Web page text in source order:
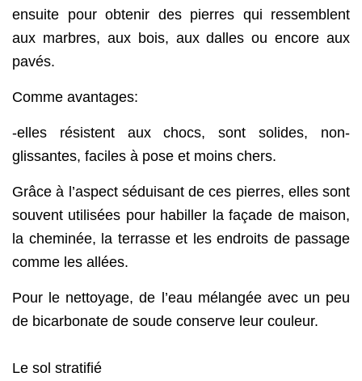
ensuite pour obtenir des pierres qui ressemblent
aux marbres, aux bois, aux dalles ou encore aux
pavés.
Comme avantages:
-elles résistent aux chocs, sont solides, non-
glissantes, faciles à pose et moins chers.
Grâce à l’aspect séduisant de ces pierres, elles sont
souvent utilisées pour habiller la façade de maison,
la cheminée, la terrasse et les endroits de passage
comme les allées.
Pour le nettoyage, de l’eau mélangée avec un peu
de bicarbonate de soude conserve leur couleur.
Le sol stratifié